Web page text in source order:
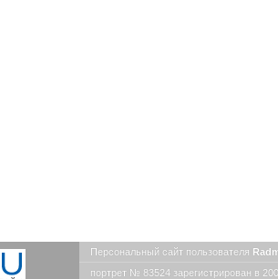
Персональный сайт пользователя
портрет № 83524 зарегистрирован в